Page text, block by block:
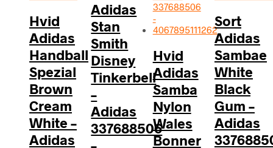
Hvid
Adidas
Handball
Spezial
Brown
Cream
White –
Adidas
Adidas
Stan
Smith
Disney
Tinkerbell
–
Adidas
337688506
Hvid
Adidas
Samba
Nylon
Wales
Bonner
Sort
Adidas
Sambae
White
Black
Gum –
Adidas